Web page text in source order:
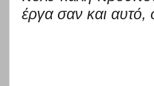
έργα σαν και